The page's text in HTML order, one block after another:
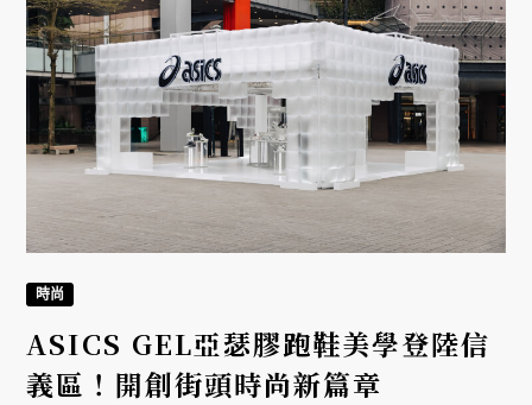
時尚
ASICS GEL亞瑟膠跑鞋美學登陸信
義區！開創街頭時尚新篇章